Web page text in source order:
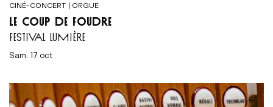
CINÉ-CONCERT | ORGUE
LE COUP DE FOUDRE
FESTIVAL LUMIÈRE
sam. 17 oct